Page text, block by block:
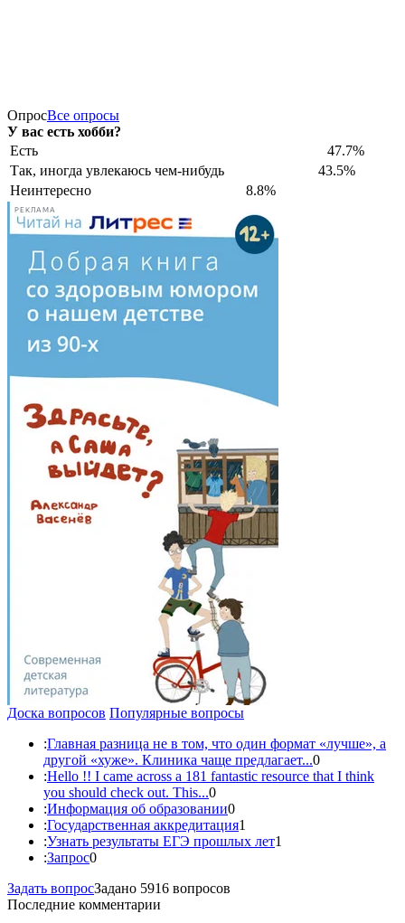
ОпросВсе опросы
У вас есть хобби?
Есть
47.7%
Так, иногда увлекаюсь чем-нибудь
43.5%
Неинтересно
8.8%
РЕКЛАМА
Доска вопросов Популярные вопросы
:Главная разница не в том, что один формат «лучше», а
другой «хуже». Клиника чаще предлагает...0
:Hello !! I came across a 181 fantastic resource that I think
you should check out. This...0
:Информация об образовании0
:Государственная аккредитация1
:Узнать результаты ЕГЭ прошлых лет1
:Запрос0
Задать вопросЗадано 5916 вопросов
Последние комментарии